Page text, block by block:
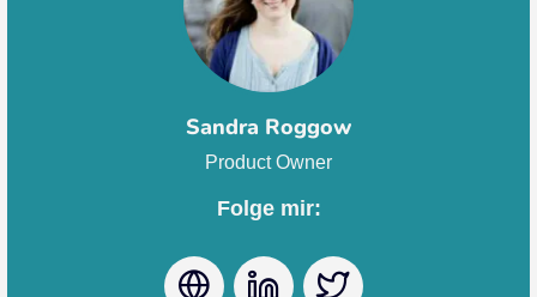
Sandra Roggow
Product Owner
Folge mir:
WebseiteLinkedIn